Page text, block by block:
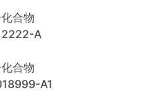
合物
A
合物
A1